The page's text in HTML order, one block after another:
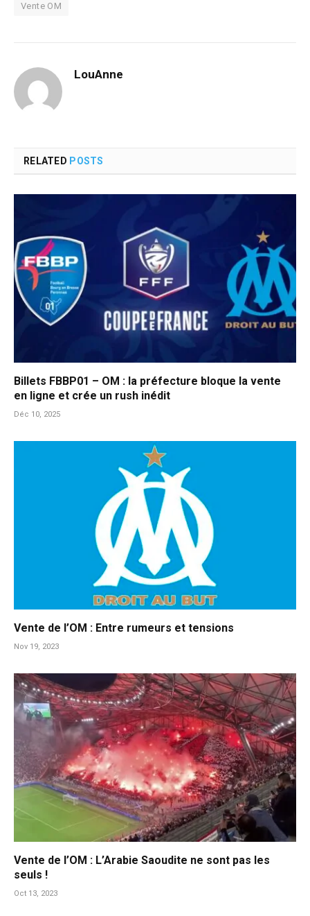
Vente OM
LouAnne
RELATED POSTS
Billets FBBP01 – OM : la préfecture bloque la vente
en ligne et crée un rush inédit
Déc 10, 2025
Vente de l’OM : Entre rumeurs et tensions
Nov 19, 2023
Vente de l’OM : L’Arabie Saoudite ne sont pas les
seuls !
Oct 13, 2023